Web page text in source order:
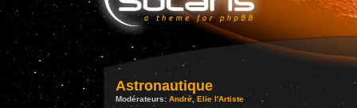
Astronautique
Modérateurs: André, Elie l'Artiste